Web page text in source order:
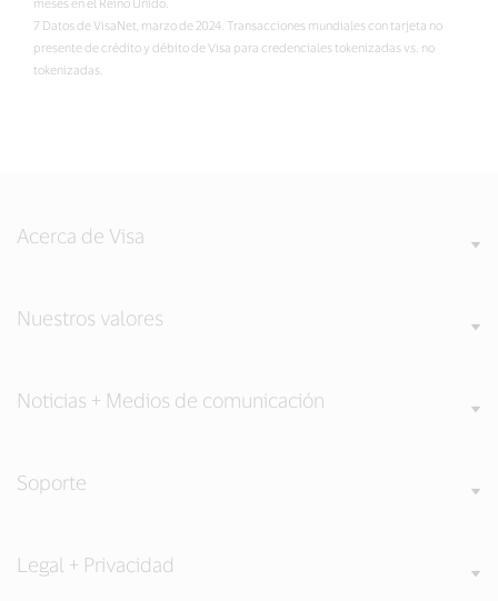
7 Datos de VisaNet, marzo de 2024. Transacciones mundiales con tarjeta no
presente de crédito y débito de Visa para credenciales tokenizadas vs. no
tokenizadas.
Acerca de Visa
Nuestros valores
Noticias + Medios de comunicación
Soporte
Legal + Privacidad